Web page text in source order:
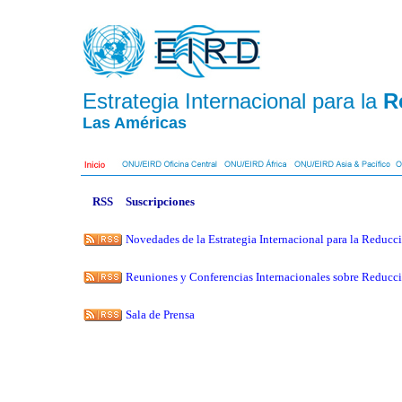
Estrategia Internacional para la
Las Américas
RSS Suscripciones
Novedades de la Estrategia Internacional para la
Reuniones y Conferencias Internacionales sobre
Sala de Prensa